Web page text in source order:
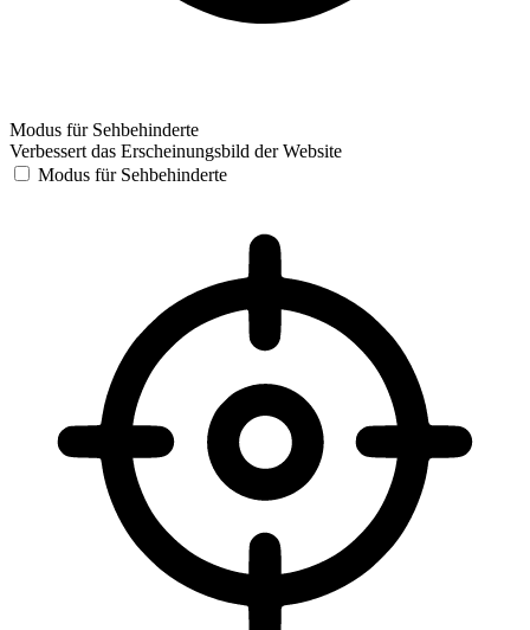
Modus für Sehbehinderte
Verbessert das Erscheinungsbild der Website
Modus für Sehbehinderte